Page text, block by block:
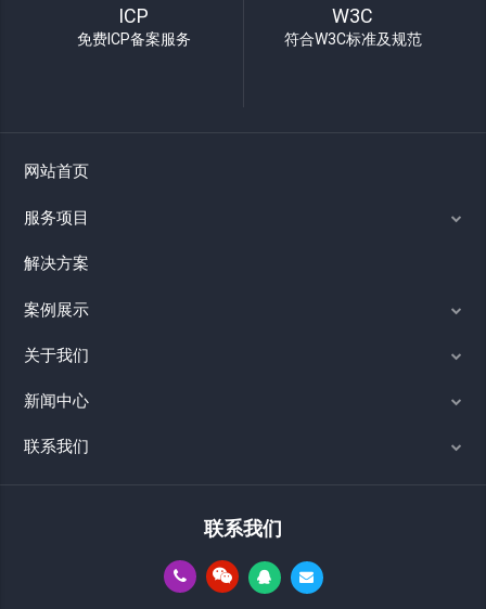
ICP
免费ICP备案服务
W3C
符合W3C标准及规范
网站首页
服务项目
解决方案
案例展示
关于我们
新闻中心
联系我们
联系我们